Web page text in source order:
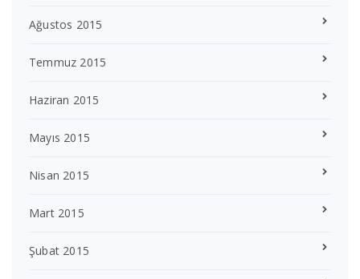
Ağustos 2015
Temmuz 2015
Haziran 2015
Mayıs 2015
Nisan 2015
Mart 2015
Şubat 2015